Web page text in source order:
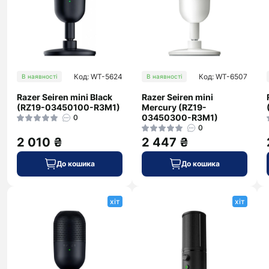
В наявності Код: WT-5624
Razer Seiren mini Black
(RZ19-03450100-R3M1)
0
2 010 ₴
До кошика
В наявності Код: WT-6507
Razer Seiren mini
Mercury (RZ19-
03450300-R3M1)
0
2 447 ₴
До кошика
хіт хіт